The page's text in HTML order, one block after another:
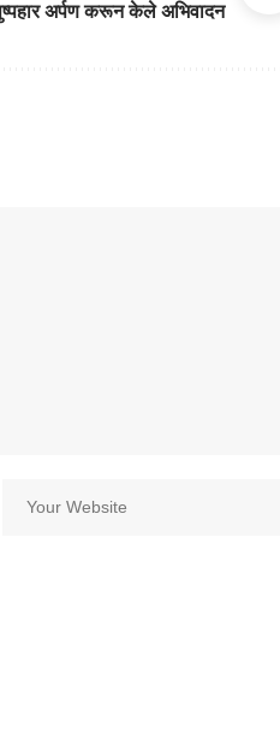
अर्पण करून केले अभिवादन